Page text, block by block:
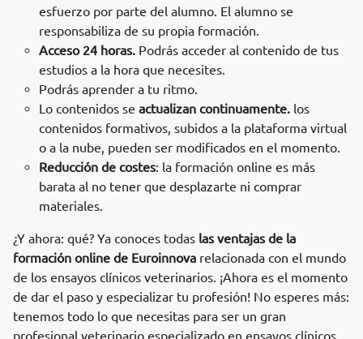
esfuerzo por parte del alumno. El alumno se
responsabiliza de su propia formación.
Acceso 24 horas. Podrás acceder al contenido de tus
estudios a la hora que necesites.
Podrás aprender a tu ritmo.
Lo contenidos se actualizan continuamente. los
contenidos formativos, subidos a la plataforma virtual
o a la nube, pueden ser modificados en el momento.
Reducción de costes: la formación online es más
barata al no tener que desplazarte ni comprar
materiales.
¿Y ahora: qué? Ya conoces todas las ventajas de la
formación online de Euroinnova relacionada con el mundo
de los ensayos clínicos veterinarios. ¡Ahora es el momento
de dar el paso y especializar tu profesión! No esperes más:
tenemos todo lo que necesitas para ser un gran
profesional veterinario especializado en ensayos clínicos.